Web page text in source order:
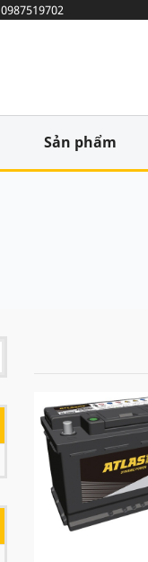
0987519702
Sản phẩm